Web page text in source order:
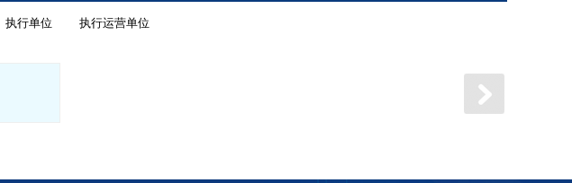
执行单位 执行运营单位